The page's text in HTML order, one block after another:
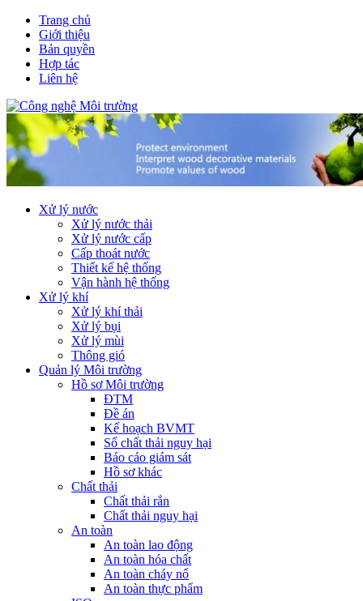
Trang chủ
Giới thiệu
Bản quyền
Hợp tác
Liên hệ
Xử lý nước
Xử lý nước thải
Xử lý nước cấp
Cấp thoát nước
Thiết kế hệ thống
Vận hành hệ thống
Xử lý khí
Xử lý khí thải
Xử lý bụi
Xử lý mùi
Thông gió
Quản lý Môi trường
Hồ sơ Môi trường
ĐTM
Đề án
Kế hoạch BVMT
Sổ chất thải nguy hại
Báo cáo giám sát
Hồ sơ khác
Chất thải
Chất thải rắn
Chất thải nguy hại
An toàn
An toàn lao động
An toàn hóa chất
An toàn cháy nổ
An toàn thực phẩm